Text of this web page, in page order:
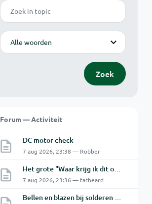
Zoek
Modus
Zoek
Forum — Activiteit
DC motor check
7 aug 2026, 23:38 — Robber
Het grote "Waar krijg ik dit onderdeel" topic Deel 11
7 aug 2026, 23:36 — fatbeard
Bellen en blazen bij solderen van Chinese PCBs